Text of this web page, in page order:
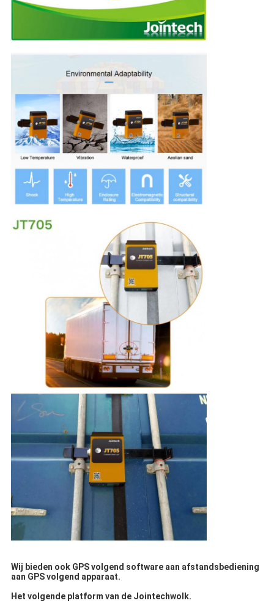
Wij bieden ook GPS volgend software aan afstandsbediening
aan GPS volgend apparaat.
Het volgende platform van de Jointechwolk.